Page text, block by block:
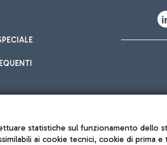
statistiche sul funzionamento dello
ai cookie tecnici, cookie di prima